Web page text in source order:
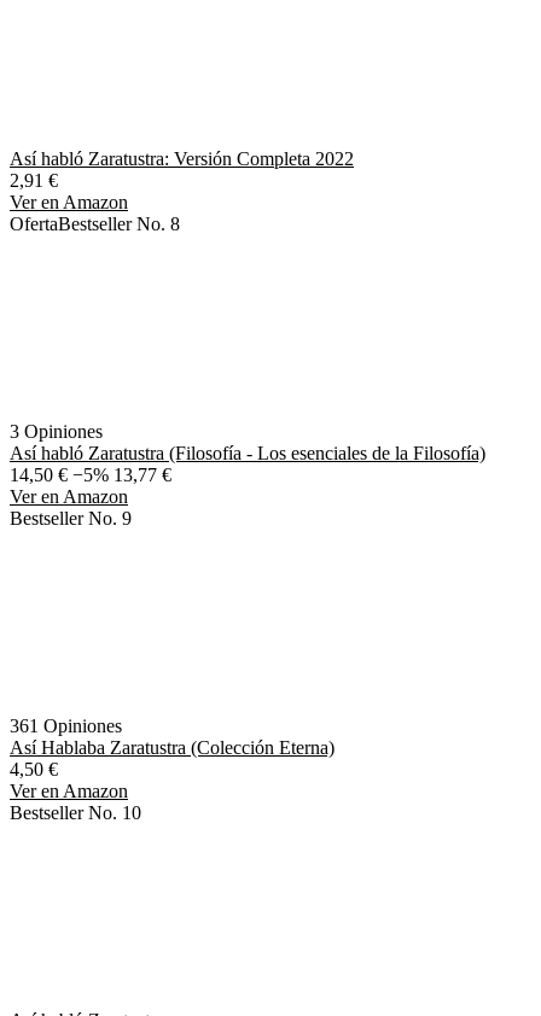
Así habló Zaratustra: Versión Completa 2022
2,91 €
Ver en Amazon
OfertaBestseller No. 8
3 Opiniones
Así habló Zaratustra (Filosofía - Los esenciales de la Filosofía)
14,50 € −5% 13,77 €
Ver en Amazon
Bestseller No. 9
361 Opiniones
Así Hablaba Zaratustra (Colección Eterna)
4,50 €
Ver en Amazon
Bestseller No. 10